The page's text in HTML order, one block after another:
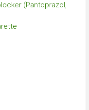
(Pantoprazol,